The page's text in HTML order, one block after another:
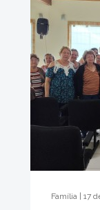
Família | 17